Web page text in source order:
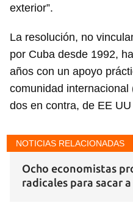
exterior”.
La resolución, no
por Cuba desde 1992,
años con un apoyo
comunidad
dos en contra, de EE
NOTICIAS RELACIONADAS
Ocho economistas
radicales para sacar